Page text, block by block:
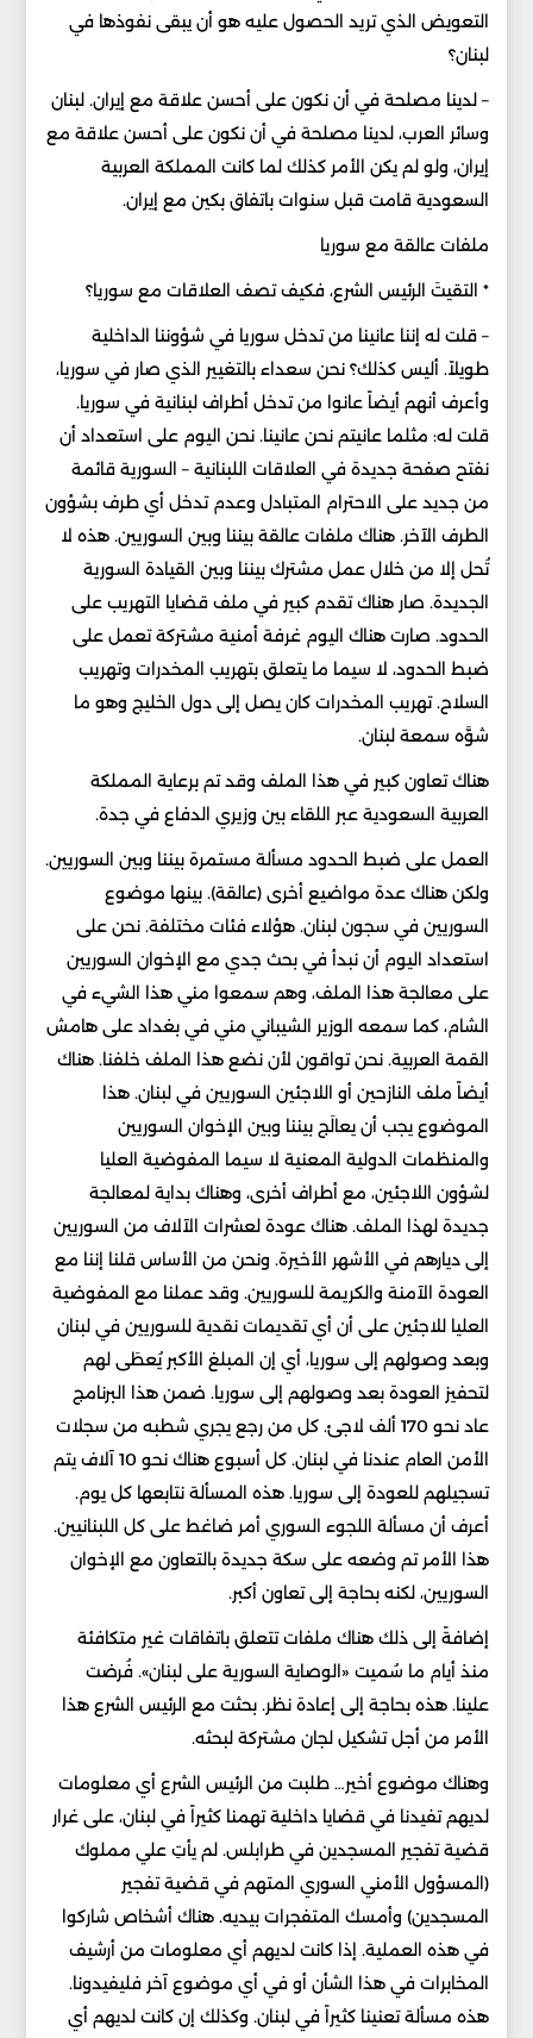
التعويض الذي تريد الحصول عليه هو أن يبقى نفوذها في
لبنان؟
– لدينا مصلحة في أن نكون على أحسن علاقة مع إيران. لبنان
وسائر العرب، لدينا مصلحة في أن نكون على أحسن علاقة مع
إيران، ولو لم يكن الأمر كذلك لما كانت المملكة العربية
السعودية قامت قبل سنوات باتفاق بكين مع إيران.
ملفات عالقة مع سوريا
* التقيتَ الرئيس الشرع، فكيف تصف العلاقات مع سوريا؟
– قلت له إننا عانينا من تدخل سوريا في شؤوننا الداخلية
طويلاً. أليس كذلك؟ نحن سعداء بالتغيير الذي صار في سوريا،
وأعرف أنهم أيضاً عانوا من تدخل أطراف لبنانية في سوريا.
قلت له: مثلما عانيتم نحن عانينا. نحن اليوم على استعداد أن
نفتح صفحة جديدة في العلاقات اللبنانية – السورية قائمة
من جديد على الاحترام المتبادل وعدم تدخل أي طرف بشؤون
الطرف الآخر. هناك ملفات عالقة بيننا وبين السوريين. هذه لا
تُحل إلا من خلال عمل مشترك بيننا وبين القيادة السورية
الجديدة. صار هناك تقدم كبير في ملف قضايا التهريب على
الحدود. صارت هناك اليوم غرفة أمنية مشتركة تعمل على
ضبط الحدود، لا سيما ما يتعلق بتهريب المخدرات وتهريب
السلاح. تهريب المخدرات كان يصل إلى دول الخليج وهو ما
شوَّه سمعة لبنان.
هناك تعاون كبير في هذا الملف وقد تم برعاية المملكة
العربية السعودية عبر اللقاء بين وزيري الدفاع في جدة.
العمل على ضبط الحدود مسألة مستمرة بيننا وبين السوريين.
ولكن هناك عدة مواضيع أخرى (عالقة). بينها موضوع
السوريين في سجون لبنان. هؤلاء فئات مختلفة. نحن على
استعداد اليوم أن نبدأ في بحث جدي مع الإخوان السوريين
على معالجة هذا الملف، وهم سمعوا مني هذا الشيء في
الشام، كما سمعه الوزير الشيباني مني في بغداد على هامش
القمة العربية. نحن تواقون لأن نضع هذا الملف خلفنا. هناك
أيضاً ملف النازحين أو اللاجئين السوريين في لبنان. هذا
الموضوع يجب أن يعالَج بيننا وبين الإخوان السوريين
والمنظمات الدولية المعنية لا سيما المفوضية العليا
لشؤون اللاجئين، مع أطراف أخرى، وهناك بداية لمعالجة
جديدة لهذا الملف. هناك عودة لعشرات الآلاف من السوريين
إلى ديارهم في الأشهر الأخيرة. ونحن من الأساس قلنا إننا مع
العودة الآمنة والكريمة للسوريين. وقد عملنا مع المفوضية
العليا للاجئين على أن أي تقديمات نقدية للسوريين في لبنان
وبعد وصولهم إلى سوريا، أي إن المبلغ الأكبر يُعطَى لهم
لتحفيز العودة بعد وصولهم إلى سوريا. ضمن هذا البرنامج
عاد نحو 170 ألف لاجئ. كل من رجع يجري شطبه من سجلات
الأمن العام عندنا في لبنان. كل أسبوع هناك نحو 10 آلاف يتم
تسجيلهم للعودة إلى سوريا. هذه المسألة نتابعها كل يوم.
أعرف أن مسألة اللجوء السوري أمر ضاغط على كل اللبنانيين.
هذا الأمر تم وضعه على سكة جديدة بالتعاون مع الإخوان
السوريين، لكنه بحاجة إلى تعاون أكبر.
إضافةً إلى ذلك هناك ملفات تتعلق باتفاقات غير متكافئة
منذ أيام ما سُميت «الوصاية السورية على لبنان». فُرضت
علينا. هذه بحاجة إلى إعادة نظر. بحثت مع الرئيس الشرع هذا
الأمر من أجل تشكيل لجان مشتركة لبحثه.
وهناك موضوع أخير… طلبت من الرئيس الشرع أي معلومات
لديهم تفيدنا في قضايا داخلية تهمنا كثيراً في لبنان، على غرار
قضية تفجير المسجدين في طرابلس. لم يأتِ علي مملوك
(المسؤول الأمني السوري المتهم في قضية تفجير
المسجدين) وأمسك المتفجرات بيديه. هناك أشخاص شاركوا
في هذه العملية. إذا كانت لديهم أي معلومات من أرشيف
المخابرات في هذا الشأن أو في أي موضوع آخر فليفيدونا.
هذه مسألة تعنينا كثيراً في لبنان. وكذلك إن كانت لديهم أي